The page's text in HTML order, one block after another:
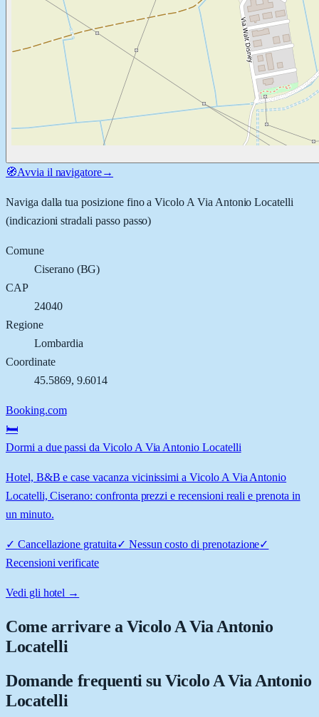
🧭Avvia il navigatore→
Naviga dalla tua posizione fino aVicolo A Via Antonio Locatelli
(indicazioni stradali passo passo)
Comune
Ciserano(BG)
CAP
24040
Regione
Lombardia
Coordinate
45.5869, 9.6014
Booking.com
🛏️
Dormi a due passi da Vicolo A Via Antonio Locatelli
Hotel, B&B e case vacanza vicinissimi a Vicolo A Via Antonio
Locatelli, Ciserano: confronta prezzi e recensioni reali e prenota in
un minuto.
✓ Cancellazione gratuita✓ Nessun costo di prenotazione✓
Recensioni verificate
Vedi gli hotel →
Come arrivare aVicolo A Via Antonio
Locatelli
Domande frequenti su Vicolo A Via Antonio
Locatelli